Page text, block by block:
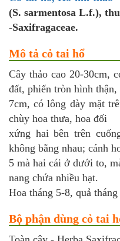
(S. sarmentosa L.f.),
-Saxifragaceae.
Mô tả cỏ tai hổ
Cây thảo cao 20-30cm,
đất, phiến tròn hình thận,
7cm, có lông dày mặt
chùy hoa thưa, hoa đối
xứng hai bên trên
không bằng nhau; cánh
5 mà hai cái ở dưới to,
nang chứa nhiều hạt.
Hoa tháng 5-8, quả tháng
Bộ phận dùng cỏ tai